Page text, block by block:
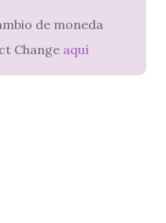
de moneda
Change aquí